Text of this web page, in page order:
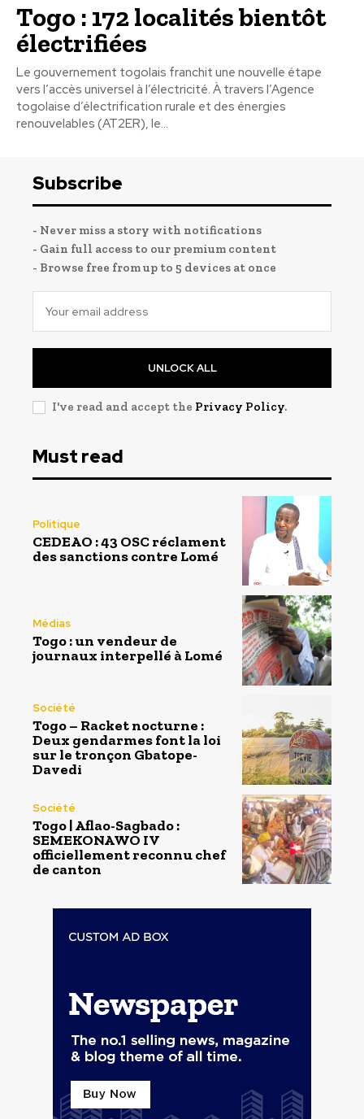
Togo : 172 localités bientôt
électrifiées
Le gouvernement togolais franchit une nouvelle étape
vers l’accès universel à l’électricité. À travers l’Agence
togolaise d’électrification rurale et des énergies
renouvelables (AT2ER), le...
Subscribe
- Never miss a story with notifications
- Gain full access to our premium content
- Browse free from up to 5 devices at once
UNLOCK ALL
I've read and accept the Privacy Policy.
Must read
Politique
CEDEAO : 43 OSC réclament
des sanctions contre Lomé
Médias
Togo : un vendeur de
journaux interpellé à Lomé
Société
Togo – Racket nocturne :
Deux gendarmes font la loi
sur le tronçon Gbatope-
Davedi
Société
Togo | Aflao-Sagbado :
SEMEKONAWO IV
officiellement reconnu chef
de canton